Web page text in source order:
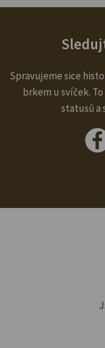
Spravujeme sice
brkem u svíček.
statusů a